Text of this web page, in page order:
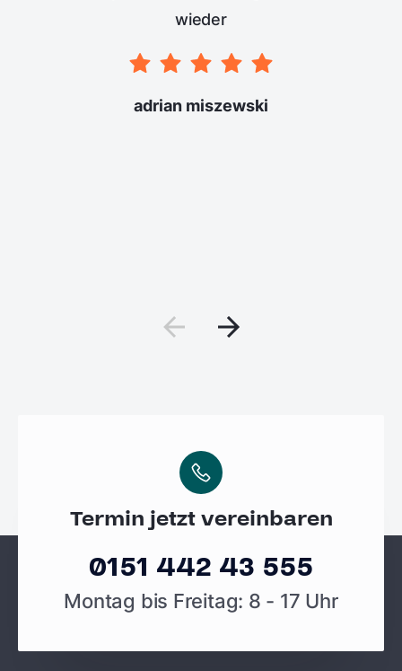
wieder
adrian miszewski
Termin jetzt vereinbaren
0151 442 43 555
Montag bis Freitag: 8 - 17 Uhr